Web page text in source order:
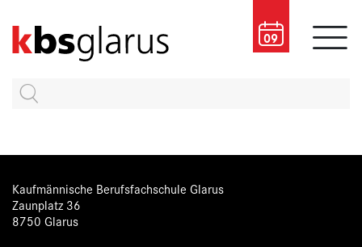
09
Kaufmännische Berufsfachschule Glarus
Zaunplatz 36
8750 Glarus